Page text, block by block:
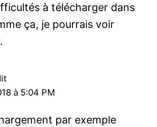
à télécharger dans
ça, je pourrais voir
à 5:04 PM
par exemple